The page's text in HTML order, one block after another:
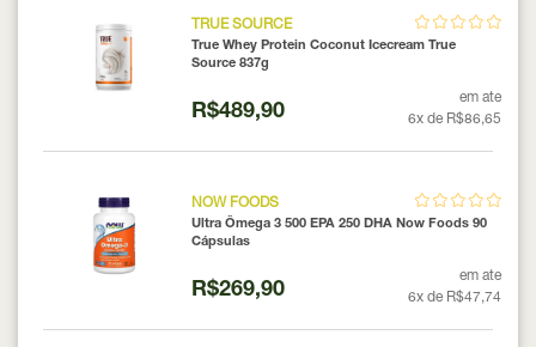
TRUE SOURCE
True Whey Protein Coconut Icecream True
Source 837g
R$489,90
em ate
6x de R$86,65
NOW FOODS
Ultra Ômega 3 500 EPA 250 DHA Now Foods 90
Cápsulas
R$269,90
em ate
6x de R$47,74